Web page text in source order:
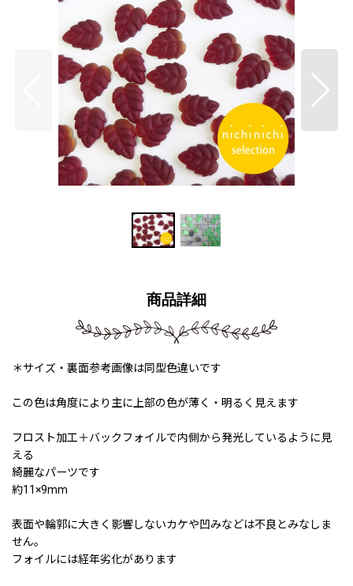
商品詳細
＊サイズ・裏面参考画像は同型色違いです
この色は角度により主に上部の色が薄く・明るく見えます
フロスト加工＋バックフォイルで内側から発光しているように見
える
綺麗なパーツです
約11×9mm
表面や輪郭に大きく影響しないカケや凹みなどは不良とみなしま
せん。
フォイルには経年劣化があります